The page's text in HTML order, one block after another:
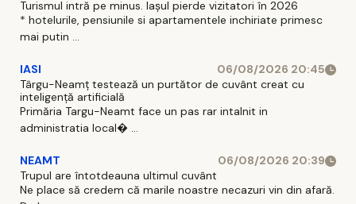
Turismul intră pe minus. Iașul pierde vizitatori în 2026
* hotelurile, pensiunile si apartamentele inchiriate primesc
mai putin ...
IASI
06/08/2026 20:45
Târgu-Neamț testează un purtător de cuvânt creat cu
inteligență artificială
Primăria Targu-Neamt face un pas rar intalnit in
administratia local� ...
NEAMT
06/08/2026 20:39
Trupul are întotdeauna ultimul cuvânt
Ne place să credem că marile noastre necazuri vin din afară.